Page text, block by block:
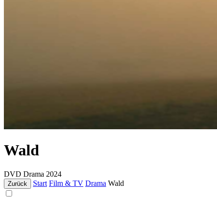
Wald
DVD Drama 2024
Zurück Start Film & TV Drama Wald